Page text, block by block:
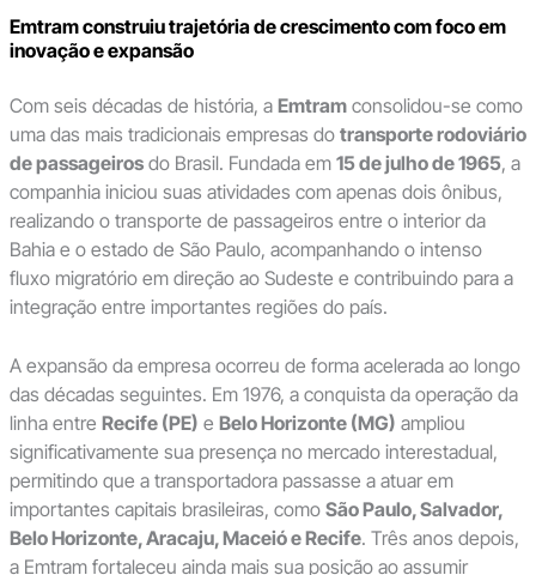
Emtram construiu trajetória de crescimento com foco em
inovação e expansão
Com seis décadas de história, a Emtramconsolidou-se como
uma das mais tradicionais empresas do transporte rodoviário
de passageirosdo Brasil. Fundada em 15 de julho de 1965, a
companhia iniciou suas atividades com apenas dois ônibus,
realizando o transporte de passageiros entre o interior da
Bahia e o estado de São Paulo, acompanhando o intenso
fluxo migratório em direção ao Sudeste e contribuindo para a
integração entre importantes regiões do país.
A expansão da empresa ocorreu de forma acelerada ao longo
das décadas seguintes. Em 1976, a conquista da operação da
linha entre Recife (PE) e Belo Horizonte (MG) ampliou
significativamente sua presença no mercado interestadual,
permitindo que a transportadora passasse a atuar em
importantes capitais brasileiras, como São Paulo, Salvador,
Belo Horizonte, Aracaju, Maceió e Recife. Três anos depois,
a Emtram fortaleceu ainda mais sua posição ao assumir